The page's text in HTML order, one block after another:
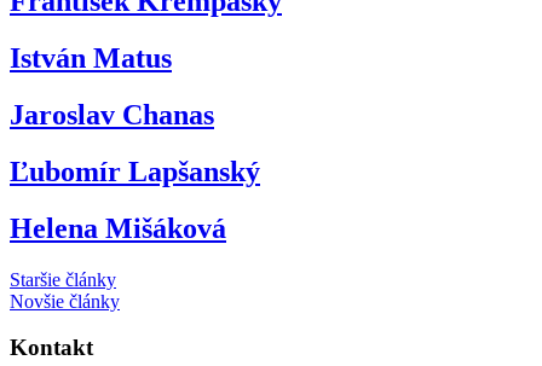
István Matus
Jaroslav Chanas
Ľubomír Lapšanský
Helena Mišáková
Navigácia
v
článkoch
Staršie články
Novšie články
Kontakt